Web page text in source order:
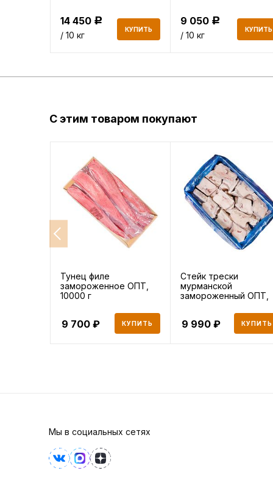
14 450 Р
/ 10 кг
КУПИТЬ
9 050 Р
/ 10 кг
КУПИТЬ
С этим товаром покупают
Тунец филе
замороженное ОПТ,
10000 г
9 700 КУПИТЬ
Стейк трески
мурманской
замороженный ОПТ,
9 990 КУПИТЬ
Мы в социальных сетях